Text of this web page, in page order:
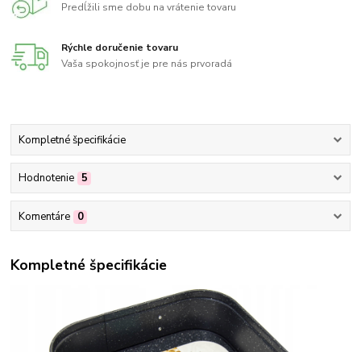
Predĺžili sme dobu na vrátenie tovaru
Rýchle doručenie tovaru
Vaša spokojnosť je pre nás prvoradá
Kompletné špecifikácie
Hodnotenie 5
Komentáre 0
Kompletné špecifikácie